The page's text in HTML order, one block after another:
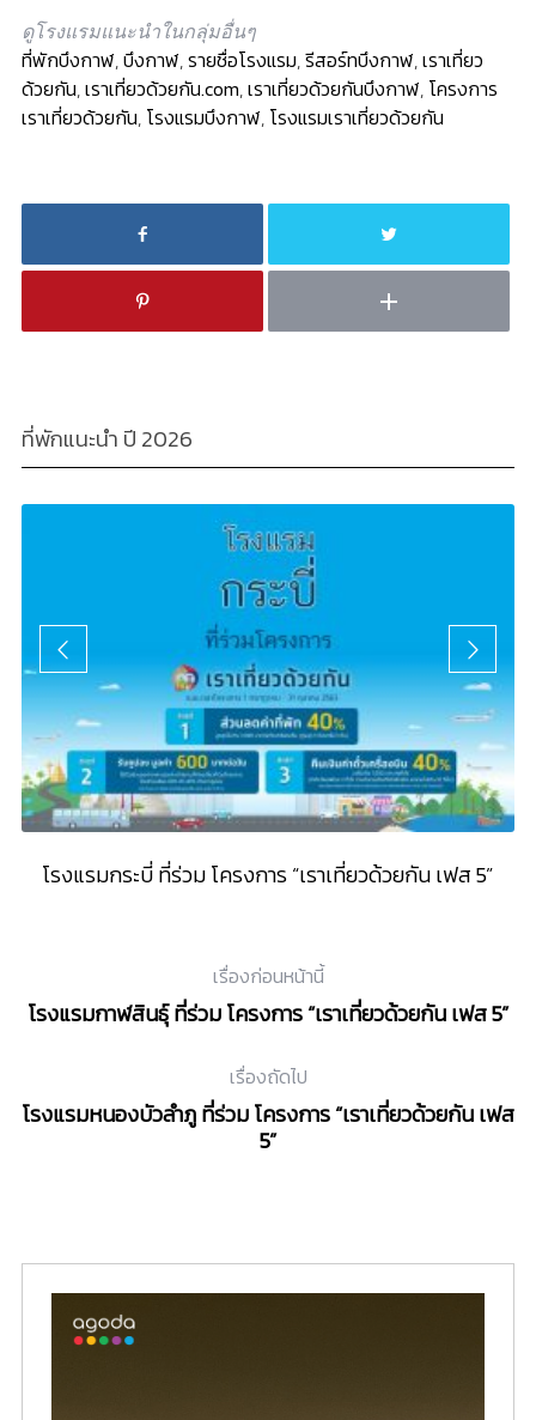
ดูโรงแรมแนะนำในกลุ่มอื่นๆ
ที่พักบึงกาฬ,บึงกาฬ,รายชื่อโรงแรม,รีสอร์ทบึงกาฬ,เราเที่ยว
ด้วยกัน,เราเที่ยวด้วยกัน.com,เราเที่ยวด้วยกันบึงกาฬ, โครงการ
เราเที่ยวด้วยกัน, โรงแรมบึงกาฬ, โรงแรมเราเที่ยวด้วยกัน
ที่พักแนะนำ ปี 2026
โรงแรมกระบี่ ที่ร่วม โครงการ “เราเที่ยวด้วยกัน เฟส 5”
เรื่องก่อนหน้านี้
โรงแรมกาฬสินธุ์ ที่ร่วม โครงการ “เราเที่ยวด้วยกัน เฟส 5”
เรื่องถัดไป
โรงแรมหนองบัวลำภู ที่ร่วม โครงการ “เราเที่ยวด้วยกัน เฟส
5”